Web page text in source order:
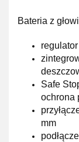
Bateria z
Safe
ochrona
mm